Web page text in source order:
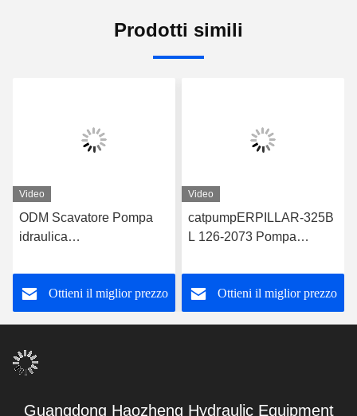
Prodotti simili
Video
ODM Scavatore Pompa
idraulica
126-2073 catpump
Scavatore pompa
Ottieni il miglior prezzo
Video
catpumpERPILLAR-325B
L 126-2073 Pompa
la costruzione
Ottieni il miglior prezzo
Guangdong Haozheng Hydraulic Equipment